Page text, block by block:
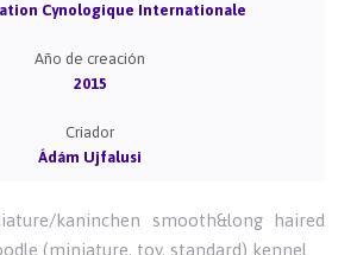
Cynologique Internationale
Año de creación
2015
Criador
Ádám Ujfalusi
kaninchen smooth&long haired
(miniature, toy, standard) kennel